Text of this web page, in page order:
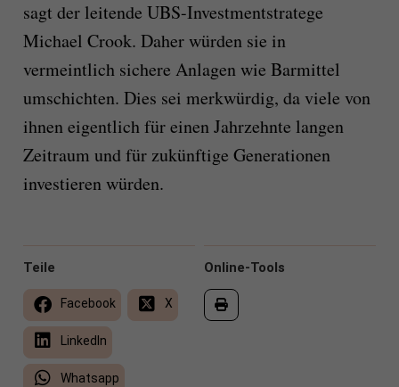
sagt der leitende UBS-Investmentstratege
Michael Crook. Daher würden sie in
vermeintlich sichere Anlagen wie Barmittel
umschichten. Dies sei merkwürdig, da viele von
ihnen eigentlich für einen Jahrzehnte langen
Zeitraum und für zukünftige Generationen
investieren würden.
Online-Tools
Teile
Facebook X
LinkedIn
Whatsapp